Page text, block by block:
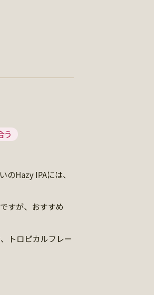
う
Hazy IPAには、
すが、おすすめ
トロピカルフレー